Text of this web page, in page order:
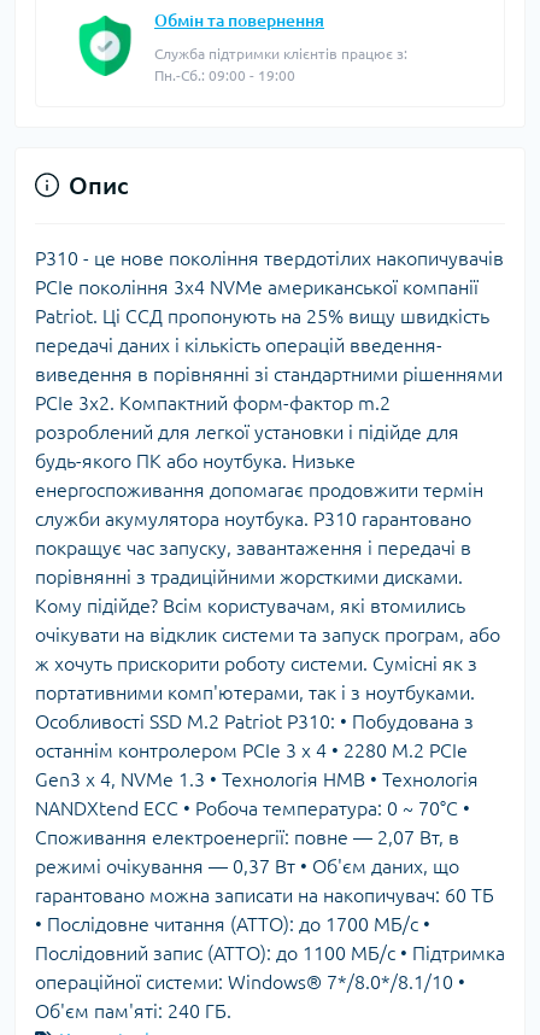
Обмін та повернення
Служба підтримки клієнтів працює з:
Пн.-Сб.: 09:00 - 19:00
Опис
P310 - це нове покоління твердотілих накопичувачів
PCIe покоління 3x4 NVMe американської компанії
Patriot. Ці ССД пропонують на 25% вищу швидкість
передачі даних і кількість операцій введення-
виведення в порівнянні зі стандартними рішеннями
PCIe 3x2. Компактний форм-фактор m.2
розроблений для легкої установки і підійде для
будь-якого ПК або ноутбука. Низьке
енергоспоживання допомагає продовжити термін
служби акумулятора ноутбука. P310 гарантовано
покращує час запуску, завантаження і передачі в
порівнянні з традиційними жорсткими дисками.
Кому підійде? Всім користувачам, які втомились
очікувати на відклик системи та запуск програм, або
ж хочуть прискорити роботу системи. Сумісні як з
портативними комп'ютерами, так і з ноутбуками.
Особливості SSD M.2 Patriot P310: • Побудована з
останнім контролером PCIe 3 x 4 • 2280 M.2 PCIe
Gen3 x 4, NVMe 1.3 • Технологія HMB • Технологія
NANDXtend ECC • Робоча температура: 0 ~ 70°C •
Споживання електроенергії: повне — 2,07 Вт, в
режимі очікування — 0,37 Вт • Об'єм даних, що
гарантовано можна записати на накопичувач: 60 ТБ
• Послідовне читання (ATTO): до 1700 МБ/с •
Послідовний запис (ATTO): до 1100 МБ/с • Підтримка
операційної системи: Windows® 7*/8.0*/8.1/10 •
Об'єм пам'яті: 240 ГБ.